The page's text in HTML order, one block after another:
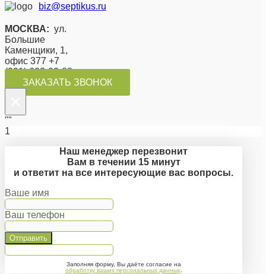
biz@septikus.ru
МОСКВА: ул.
Большие
Каменщики, 1,
офис 377 +7
(991) 623-02-88
ЗАКАЗАТЬ ЗВОНОК
""
1
Наш менеджер перезвонит
Вам в течении 15 минут
и ответит на все интересующие вас вопросы.
Ваше имя
Ваш телефон
Отправить
Заполняя форму, Вы даёте согласие на
обработку ваших персональных данных.